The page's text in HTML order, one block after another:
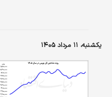
یکشنبه، ۱۱ مرداد ۱۴۰۵